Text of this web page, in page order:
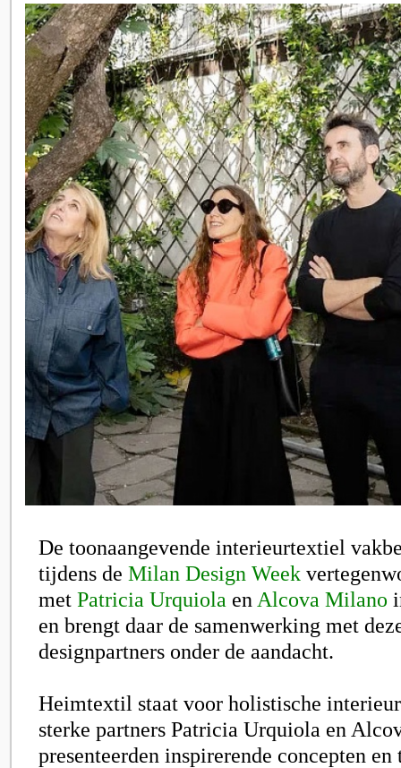
De toonaangevende interieurtextiel
tijdens de Milan Design Week
met Patricia Urquiola en Alcova Milano
en brengt daar de samenwerking met
designpartners onder de aandacht.
Heimtextil staat voor holistische
sterke partners Patricia Urquiola en
presenteerden inspirerende concepten